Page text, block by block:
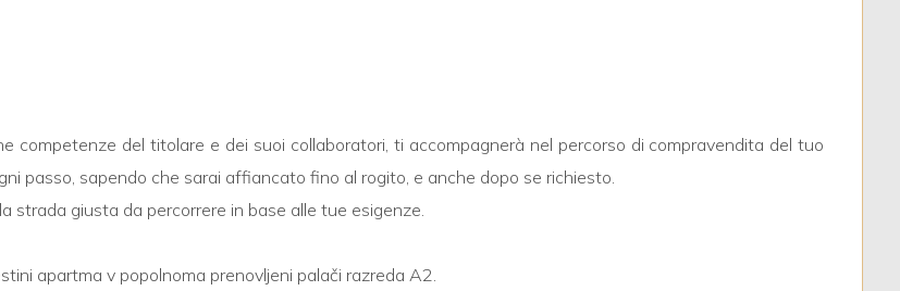
competenze del titolare e dei suoi collaboratori, ti accompagnerà nel percorso di compravendita del tuo
passo, sapendo che sarai affiancato fino al rogito, e anche dopo se richiesto.
strada giusta da percorrere in base alle tue esigenze.
apartma v popolnoma prenovljeni palači razreda A2.